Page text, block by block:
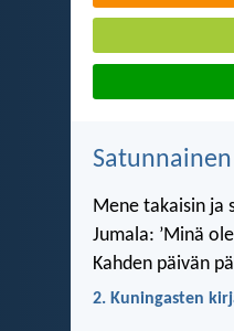
Mene takaisin ja
Jumala: ’Minä
Kahden päivän
2. Kuningasten